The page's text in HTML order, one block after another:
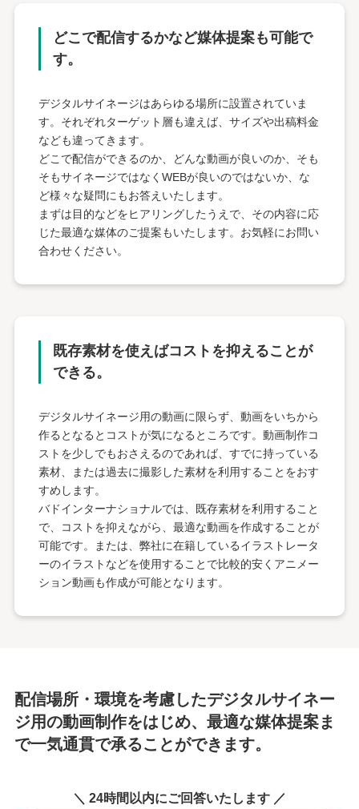
どこで配信するかなど媒体提案も可能で
す。
デジタルサイネージはあらゆる場所に設置されていま
す。それぞれターゲット層も違えば、サイズや出稿料金
なども違ってきます。
どこで配信ができるのか、どんな動画が良いのか、そも
そもサイネージではなくWEBが良いのではないか、な
ど様々な疑問にもお答えいたします。
まずは目的などをヒアリングしたうえで、その内容に応
じた最適な媒体のご提案もいたします。お気軽にお問い
合わせください。
既存素材を使えばコストを抑えることが
できる。
デジタルサイネージ用の動画に限らず、動画をいちから
作るとなるとコストが気になるところです。動画制作コ
ストを少しでもおさえるのであれば、すでに持っている
素材、または過去に撮影した素材を利用することをおす
すめします。
バドインターナショナルでは、既存素材を利用すること
で、コストを抑えながら、最適な動画を作成することが
可能です。または、弊社に在籍しているイラストレータ
ーのイラストなどを使用することで比較的安くアニメー
ション動画も作成が可能となります。
配信場所・環境を考慮したデジタルサイネー
ジ用の動画制作をはじめ、 最適な媒体提案ま
で一気通貫で承ることができます。
＼ 24時間以内にご回答いたします ／